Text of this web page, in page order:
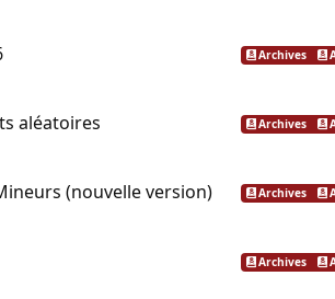
Archives
aléatoires Archives
(nouvelle version) Archives
Archives